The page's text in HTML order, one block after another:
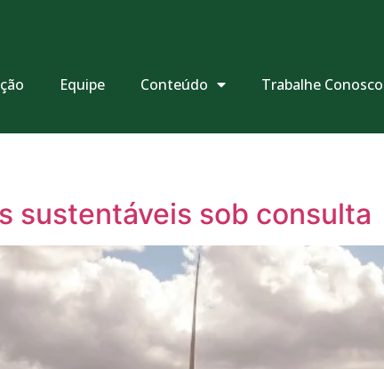
Equipe Conteúdo Trabalhe Conosco
sustentáveis sob consulta